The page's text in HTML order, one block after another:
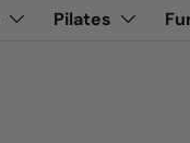
Pilates